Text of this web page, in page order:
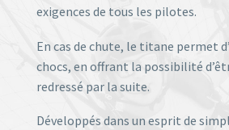
exigences de tous les pilotes.
En cas de chute, le titane permet
chocs, en offrant la possibilité
redressé par la suite.
Développés dans un esprit de